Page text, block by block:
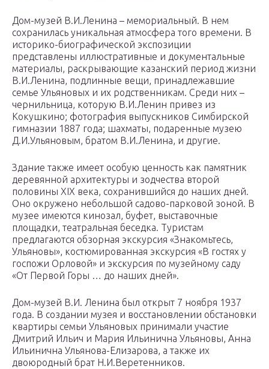
Дом-музей В.И.Ленина – мемориальный. В нем
сохранилась уникальная атмосфера того времени. В
историко-биографической экспозиции
представлены иллюстративные и документальные
материалы, раскрывающие казанский период жизни
В.И.Ленина, подлинные вещи, принадлежавшие
семье Ульяновых и их родственникам. Среди них –
чернильница, которую В.И.Ленин привез из
Кокушкино; фотография выпускников Симбирской
гимназии 1887 года; шахматы, подаренные музею
Д.И.Ульяновым, братом В.И.Ленина, и другие.
Здание также имеет особую ценность как памятник
деревянной архитектуры и зодчества второй
половины XIX века, сохранившийся до наших дней.
Оно окружено небольшой садово-парковой зоной. В
музее имеются кинозал, буфет, выставочные
площадки, театральная беседка. Туристам
предлагаются обзорная экскурсия «Знакомьтесь,
Ульяновы», костюмированная экскурсия «В гостях у
госпожи Орловой» и экскурсия по музейному саду
«От Первой Горы … до наших дней».
Дом-музей В.И. Ленина был открыт 7 ноября 1937
года. В создании музея и восстановлении обстановки
квартиры семьи Ульяновых принимали участие
Дмитрий Ильич и Мария Ильинична Ульяновы, Анна
Ильинична Ульянова-Елизарова, а также их
двоюродный брат Н.И.Веретенников.